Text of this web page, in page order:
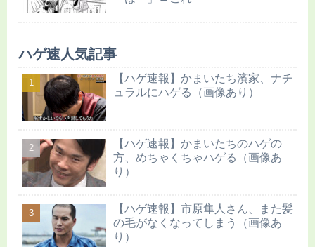
ハゲ速人気記事
【ハゲ速報】かまいたち濱家、ナチ
ュラルにハゲる（画像あり）
【ハゲ速報】かまいたちのハゲの
方、めちゃくちゃハゲる（画像あ
り）
【ハゲ速報】市原隼人さん、また髪
の毛がなくなってしまう（画像あ
り）